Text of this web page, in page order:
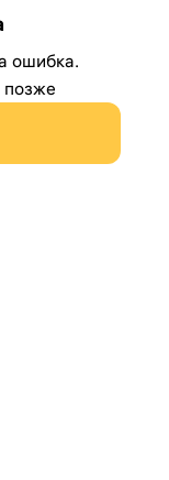
ошибка.
позже